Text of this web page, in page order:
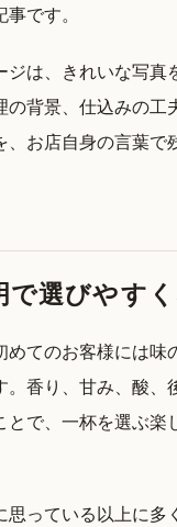
です。
ジは、きれいな写真
の背景、仕込みの工
お店自身の言葉で
で選びやす
めてのお客様には味
。香り、甘み、酸、
で、一杯を選ぶ楽
思っている以上に多